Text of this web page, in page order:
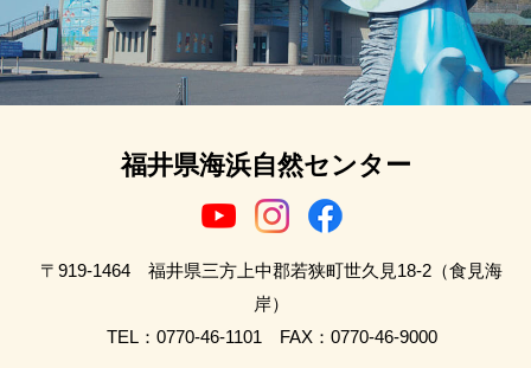
福井県海浜自然センター
〒919-1464 福井県三方上中郡若狭町世久見18-2（食見海
岸）
TEL：0770-46-1101 FAX：0770-46-9000